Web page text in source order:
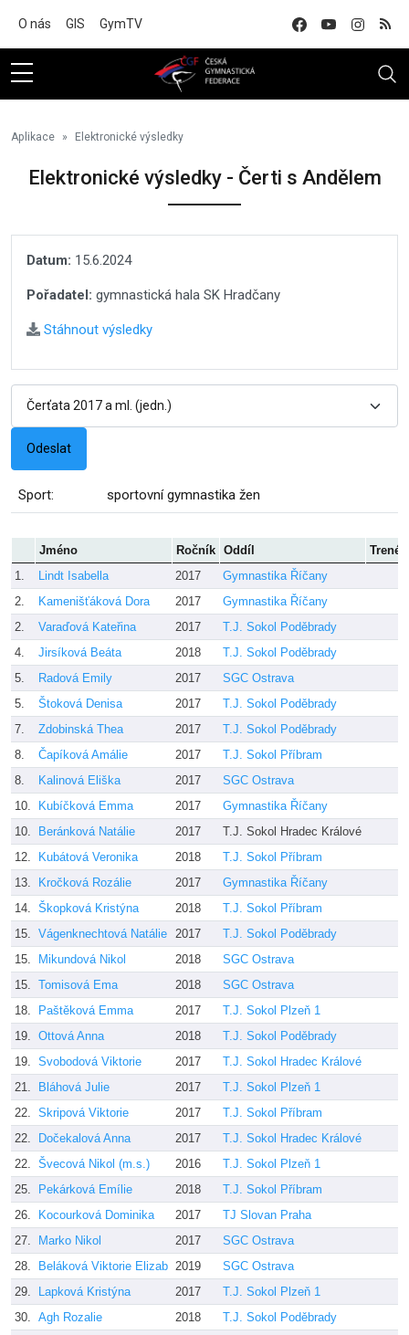
O nás GIS GymTV
Aplikace Elektronické výsledky
Elektronické výsledky - Čerti s Andělem
Datum: 15.6.2024
Pořadatel: gymnastická hala SK Hradčany
Stáhnout výsledky
Sport: sportovní gymnastika žen
Jméno Ročník Oddíl
Trenér
1.
Lindt Isabella 2017
Gymnastika Říčany
2.
Kamenišťáková Dora 2017
Gymnastika Říčany
2.
Varaďová Kateřina 2017
T.J. Sokol Poděbrady
4.
Jirsíková Beáta 2018
T.J. Sokol Poděbrady
5.
Radová Emily 2017
SGC Ostrava
5.
Štoková Denisa 2017
T.J. Sokol Poděbrady
7.
Zdobinská Thea 2017
T.J. Sokol Poděbrady
8.
Čapíková Amálie 2017
T.J. Sokol Příbram
8.
Kalinová Eliška 2017
SGC Ostrava
10.
Kubíčková Emma 2017
Gymnastika Říčany
10.
Beránková Natálie 2017
T.J. Sokol Hradec Králové
12.
Kubátová Veronika 2018
T.J. Sokol Příbram
13.
Kročková Rozálie 2017
Gymnastika Říčany
14. Škopková Kristýna 2018
T.J. Sokol Příbram
15. Vágenknechtová Natálie 2017
T.J. Sokol Poděbrady
15.
Mikundová Nikol 2018
SGC Ostrava
15. Tomisová Ema 2018
SGC Ostrava
18.
Paštěková Emma 2017
T.J. Sokol Plzeň 1
19. Ottová Anna 2018
T.J. Sokol Poděbrady
19. Svobodová Viktorie 2017
T.J. Sokol Hradec Králové
21.
Bláhová Julie 2017
T.J. Sokol Plzeň 1
22. Skripová Viktorie 2017
T.J. Sokol Příbram
22.
Dočekalová Anna 2017
T.J. Sokol Hradec Králové
22. Švecová Nikol (m.s.) 2016
T.J. Sokol Plzeň 1
25.
Pekárková Emílie 2018
T.J. Sokol Příbram
26.
Kocourková Dominika 2017
TJ Slovan Praha
27.
Marko Nikol 2017
SGC Ostrava
28.
Beláková Viktorie Elizab 2019
SGC Ostrava
29.
Lapková Kristýna 2017
T.J. Sokol Plzeň 1
30. Agh Rozalie 2018
T.J. Sokol Poděbrady